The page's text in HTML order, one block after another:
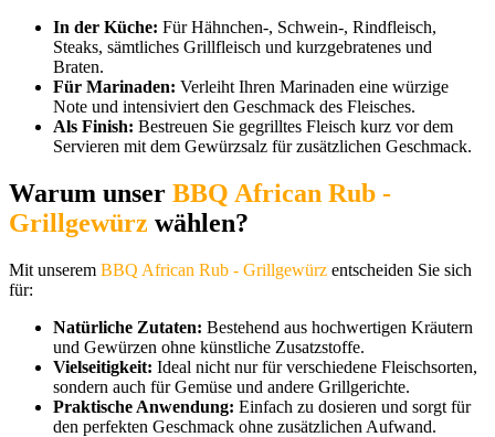
In der Küche: Für Hähnchen-, Schwein-, Rindfleisch,
Steaks, sämtliches Grillfleisch und kurzgebratenes und
Braten.
Für Marinaden: Verleiht Ihren Marinaden eine würzige
Note und intensiviert den Geschmack des Fleisches.
Als Finish: Bestreuen Sie gegrilltes Fleisch kurz vor dem
Servieren mit dem Gewürzsalz für zusätzlichen Geschmack.
Warum unser BBQ African Rub -
Grillgewürz wählen?
Mit unserem BBQ African Rub - Grillgewürz entscheiden Sie sich
für:
Natürliche Zutaten: Bestehend aus hochwertigen Kräutern
und Gewürzen ohne künstliche Zusatzstoffe.
Vielseitigkeit: Ideal nicht nur für verschiedene Fleischsorten,
sondern auch für Gemüse und andere Grillgerichte.
Praktische Anwendung: Einfach zu dosieren und sorgt für
den perfekten Geschmack ohne zusätzlichen Aufwand.